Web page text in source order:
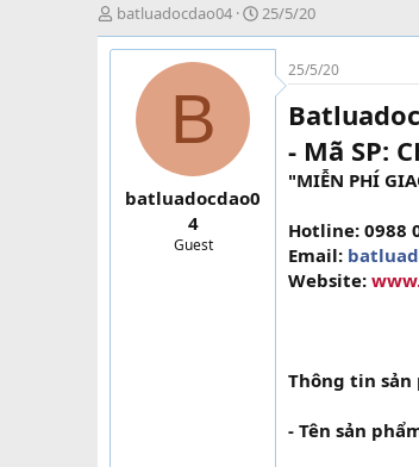
T
h
r
batluadocdao04
N
g
à
25/5/20
B
batluadocdao0
4
Guest
25/5/20
- Mã SP:
"MIỄN PHÍ
Hotline: 0988
Email:
Website:
Thông tin sản
- Tên sản